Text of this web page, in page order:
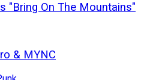
"Bring On The Mountains"
& MYNC